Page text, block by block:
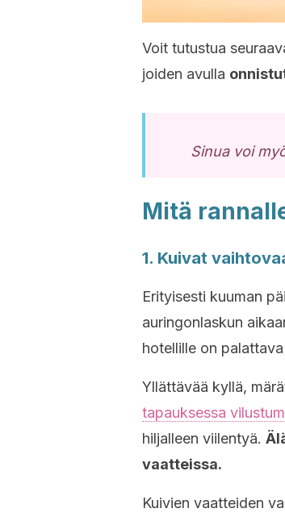
Voit tutustua
joiden avulla
Sinua voi
Mitä
1. Kuivat
Erityisesti kuuman
auringonlaskun
hotellille on
Yllättävää kyllä,
tapauksessa
hiljalleen viilentyä.
vaatteissa.
Kuivien vaatteiden